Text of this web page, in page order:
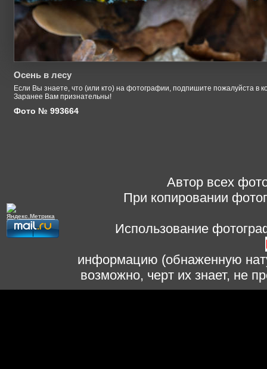
Осень в лесу
Если Вы знаете, что (или кто) на фотографии, подпишите пожалуйста в
Заранее Вам признательны!
Фото № 993664
Автор всех
При копировании
Использование
информацию (обнаженную
возможно, черт их знает, не